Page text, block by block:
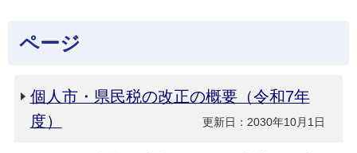
ページ
個人市・県民税の改正の概要（令和7年
度）
更新日：2030年10月1日